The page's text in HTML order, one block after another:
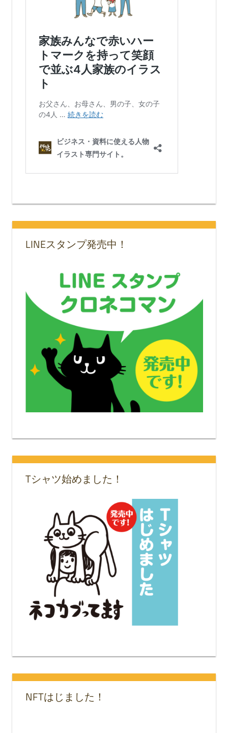
LINEスタンプ発売中！
Tシャツ始めました！
NFTはじました！